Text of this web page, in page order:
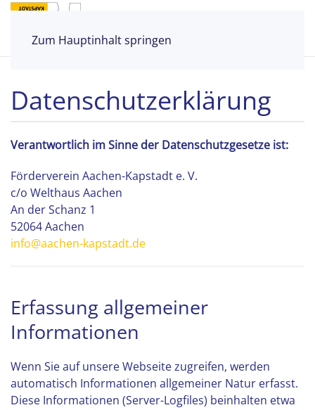
Zum Hauptinhalt springen
Datenschutzerklärung
Verantwortlich im Sinne der Datenschutzgesetze ist:
Förderverein Aachen-Kapstadt e. V.
c/o Welthaus Aachen
An der Schanz 1
52064 Aachen
info@aachen-kapstadt.de
Erfassung allgemeiner
Informationen
Wenn Sie auf unsere Webseite zugreifen, werden
automatisch Informationen allgemeiner Natur erfasst.
Diese Informationen (Server-Logfiles) beinhalten etwa